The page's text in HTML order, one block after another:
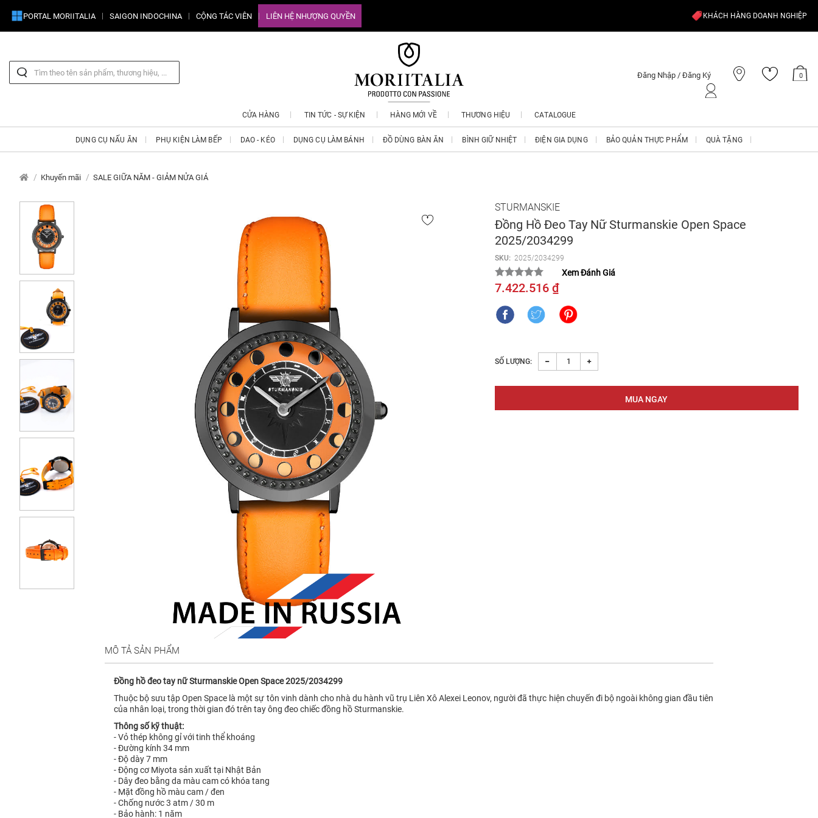
PORTAL MORIITALIA SAIGON INDOCHINA CỘNG TÁC VIÊN LIÊN HỆ NHƯỢNG QUYỀN KHÁCH HÀNG DOANH NGHIỆP
Đăng Nhập / Đăng Ký 0
CỬA HÀNG TIN TỨC - SỰ KIỆN HÀNG MỚI VỀ THƯƠNG HIỆU CATALOGUE
DỤNG CỤ NẤU ĂN PHỤ KIỆN LÀM BẾP DAO - KÉO DỤNG CỤ LÀM BÁNH ĐỒ DÙNG BÀN ĂN BÌNH GIỮ NHIỆT ĐIỆN GIA DỤNG BẢO QUẢN THỰC PHẨM QUÀ TẶNG
Khuyến mãi SALE GIỮA NĂM - GIẢM NỬA GIÁ
STURMANSKIE
Đồng Hồ Đeo Tay Nữ Sturmanskie Open Space
2025/2034299
SKU: 2025/2034299
Xem Đánh Giá
7.422.516 ₫
SỐ LƯỢNG:
MÔ TẢ SẢN PHẨM
Đồng hồ đeo tay nữ Sturmanskie Open Space 2025/2034299
Thuộc bộ sưu tập Open Space là một sự tôn vinh dành cho nhà du hành vũ trụ Liên Xô Alexei Leonov, người đã thực hiện chuyến đi bộ ngoài không gian đầu tiên
của nhân loại, trong thời gian đó trên tay ông đeo chiếc đồng hồ Sturmanskie.
Thông số kỹ thuật:
- Vỏ thép không gỉ với tinh thể khoáng
- Đường kính 34 mm
- Độ dày 7 mm
- Động cơ Miyota sản xuất tại Nhật Bản
- Dây đeo bằng da màu cam có khóa tang
- Mặt đồng hồ màu cam / đen
- Chống nước 3 atm / 30 m
- Bảo hành: 1 năm